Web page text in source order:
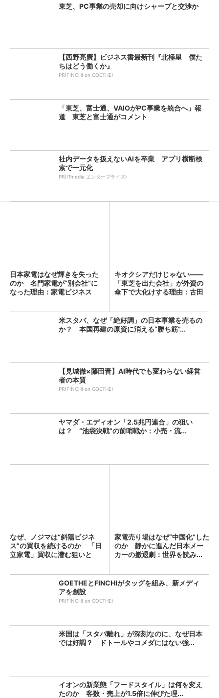
東芝、PC事業の売却に向けシャープと交渉か
【西野亮廣】ビジネス書最新刊『北極星 僕た
ちはどう働くか』
PR(FINCHI on GOETHE)
「東芝、富士通、VAIOがPC事業を統合へ」報
道 東芝と富士通がコメント
社内データを扱えないAIを卒業 アプリ横断検
索で一元化
PR(ITmedia エンタープライズ)
日本家電はなぜ輝きを失った
のか 名門家電が“別会社”に
なった理由：家電ビジネス
キオクシアだけじゃない――
「東芝を出た会社」が外資の
傘下で大化けする理由：古田
米スタバ、なぜ「絶好調」の日本事業を売るの
か？ 本国再建の原資に消える“勝ち筋”...
【見城徹×藤田晋】AI時代でも変わらない経営
者の本質
PR(FINCHI on GOETHE)
ヤマダ・エディオン「2.5兆円連合」の狙い
は？ “池袋決戦”の前哨戦か：小売・流...
なぜ、ノジマは“斜陽ビジネ
ス”の買収を続けるのか 「日
立家電」買収に潜む狙いと
家電売り場はなぜ“中国化”した
のか 静かに進んだ日本メー
カーの撤退劇：世界を読み...
GOETHEとFINCHIがタッグを組み、新メディ
アを創設
PR(FINCHI on GOETHE)
米国は「スタバ離れ」が深刻なのに、なぜ日本
では好調？ ドトールやコメダにはない強...
イオンの新業態「フードスタイル」は何を変え
たのか 客数・売上が1.5倍に伸びた理...